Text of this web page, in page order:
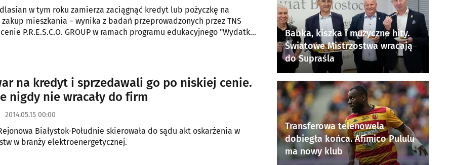
w tym roku zamierza zaciągnąć kredyt lub pożyczkę na
mieszkania – wynika z badań przeprowadzonych przez TNS
P.R.E.S.C.O. GROUP w ramach programu edukacyjnego "Wydatki
na kredyt i sprzedawali go po niskiej cenie.
nigdy nie wracały do firm
2014.05.15 00:00
Białystok-Południe skierowała do sądu akt oskarżenia w
w branży elektroenergetycznej.
Babka, kiszka i muzyczne hity.
Światowe Mistrzostwa wracają
do Supraśla
Transferowa telenowela
dobiegła końca. Afimico Pululu
ma nowy klub